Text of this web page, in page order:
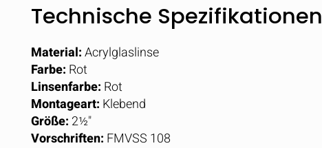
Technische Spezifikationen
Material:Acrylglaslinse
Farbe: Rot
Linsenfarbe: Rot
Montageart: Klebend
Größe: 2½"
Vorschriften: FMVSS 108